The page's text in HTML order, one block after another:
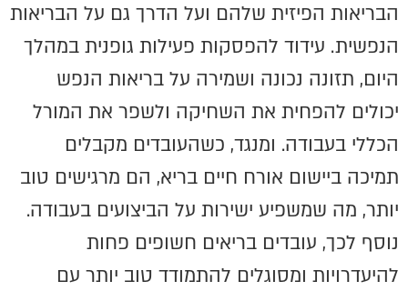
הבריאות הפיזית שלהם ועל הדרך גם על הבריאות
הנפשית. עידוד להפסקות פעילות גופנית במהלך
היום, תזונה נכונה ושמירה על בריאות הנפש
יכולים להפחית את השחיקה ולשפר את המורל
הכללי בעבודה. ומנגד, כשהעובדים מקבלים
תמיכה ביישום אורח חיים בריא, הם מרגישים טוב
יותר, מה שמשפיע ישירות על הביצועים בעבודה.
נוסף לכך, עובדים בריאים חשופים פחות
להיעדרויות ומסוגלים להתמודד טוב יותר עם